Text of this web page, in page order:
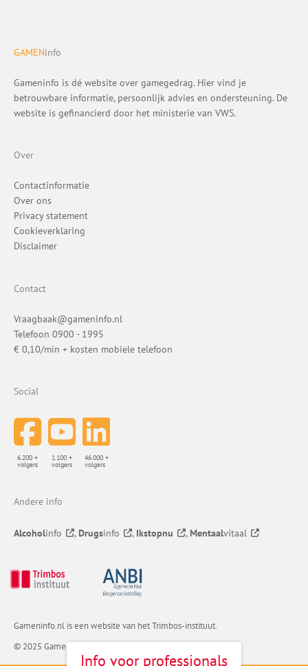
Info voor professionals
GAMENinfo
Gameninfo is dé website over gamegedrag. Hier vind je
betrouwbare informatie, persoonlijk advies en ondersteuning. De
website is gefinancierd door het ministerie van VWS.
Over
Contactinformatie
Over ons
Privacy statement
Cookieverklaring
Disclaimer
Contact
Vraagbaak@gameninfo.nl
Telefoon 0900 - 1995
€ 0,10/min + kosten mobiele telefoon
Social
6.200 +
volgers
1.100 +
volgers
46.000 +
volgers
Andere info
Alcoholinfo , Drugsinfo , Ikstopnu , Mentaalvitaal
Gameninfo.nl is een website van het Trimbos-instituut.
© 2025 Gameninfo. All rights reserved.